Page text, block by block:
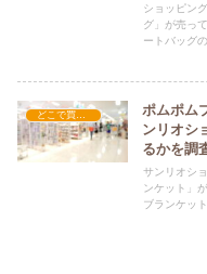
ショッピン
グ」が売っ
ートバッグ
どこで買える？-雑貨
ポムポム
ンリオシ
るかを調
サンリオシ
ンケット」
ブランケッ